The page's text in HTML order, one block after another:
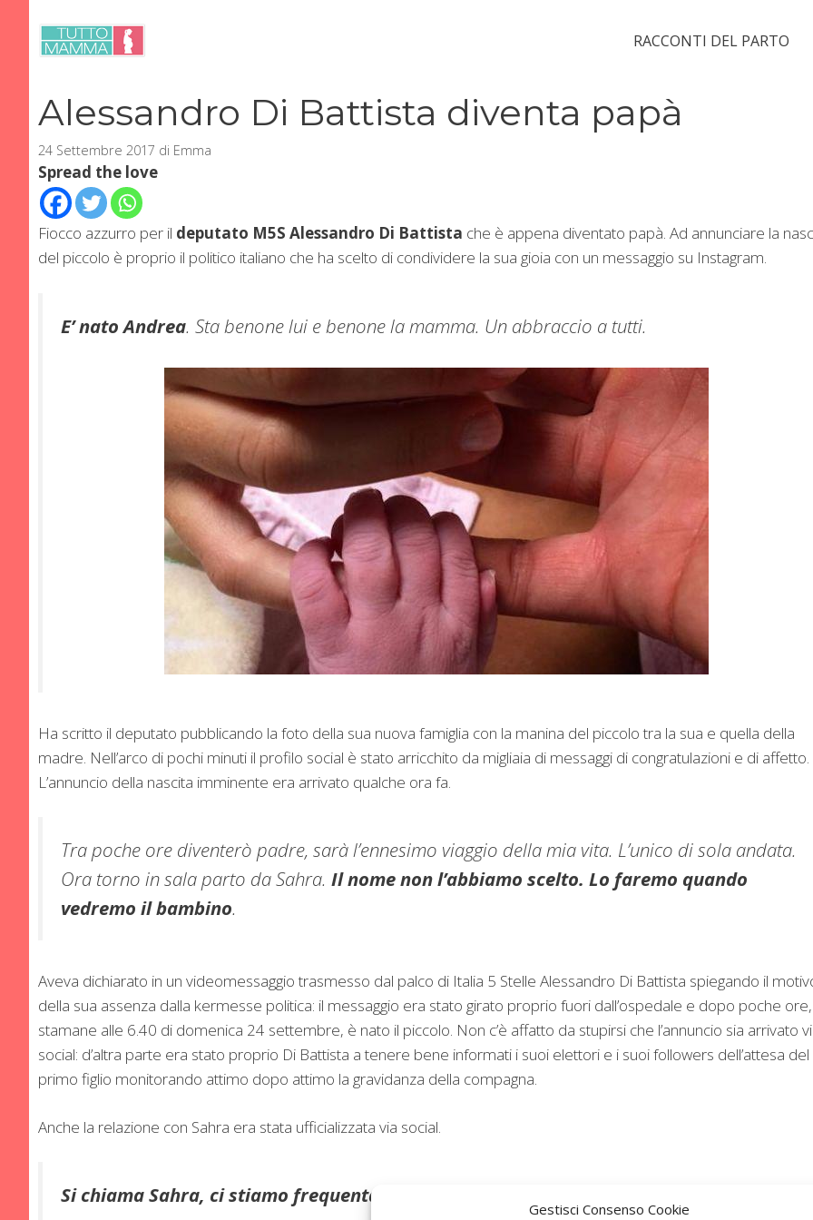
Gestisci Consenso Cookie
contenuto
RACCONTI DEL PARTO
Alessandro Di Battista diventa papà
24 Settembre 2017 di Emma
Spread the love
Fiocco azzurro per il deputato M5S Alessandro Di Battista che è appena diventato papà. Ad annunciare la
del piccolo è proprio il politico italiano che ha scelto di condividere la sua gioia con un messaggio su Instagram.
E’ nato Andrea. Sta benone lui e benone la mamma. Un abbraccio a tutti.
Ha scritto il deputato pubblicando la foto della sua nuova famiglia con la manina del piccolo tra la sua e quella della
madre. Nell’arco di pochi minuti il profilo social è stato arricchito da migliaia di messaggi di congratulazioni e di affetto.
L’annuncio della nascita imminente era arrivato qualche ora fa.
Tra poche ore diventerò padre, sarà l’ennesimo viaggio della mia vita. L’unico di sola andata.
Ora torno in sala parto da Sahra. Il nome non l’abbiamo scelto. Lo faremo quando
vedremo il bambino.
Aveva dichiarato in un videomessaggio trasmesso dal palco di Italia 5 Stelle Alessandro Di Battista spiegando il
della sua assenza dalla kermesse politica: il messaggio era stato girato proprio fuori dall’ospedale e dopo poche ore,
stamane alle 6.40 di domenica 24 settembre, è nato il piccolo. Non c’è affatto da stupirsi che l’annuncio sia arrivato
social: d’altra parte era stato proprio Di Battista a tenere bene informati i suoi elettori e i suoi followers dell’attesa del
primo figlio monitorando attimo dopo attimo la gravidanza della compagna.
Anche la relazione con Sahra era stata ufficializzata via social.
Si chiama Sahra, ci stiamo frequentando.